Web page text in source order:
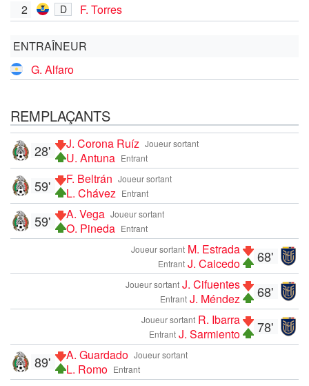
2
D F. Torres
ENTRAÎNEUR
G. Alfaro
REMPLAÇANTS
Joueur sortant
J. Corona Ruíz
Entrant
U. Antuna
28'
Joueur sortant
F. Beltrán
Entrant
L. Chávez
59'
Joueur sortant
A. Vega
Entrant
O. Pineda
59'
68'
Joueur sortant M. Estrada
Entrant J. Caicedo
68'
Joueur sortant J. Cifuentes
Entrant J. Méndez
78'
Joueur sortant R. Ibarra
Entrant J. Sarmiento
Joueur sortant
A. Guardado
Entrant
L. Romo
89'